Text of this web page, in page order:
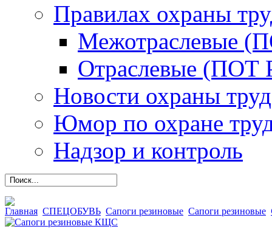
Правилах охраны
Межотраслевые
Отраслевые (ПОТ
Новости охраны
Юмор по охране
Надзор и контроль
Главная СПЕЦОБУВЬ Сапоги резиновые Сапоги резиновые